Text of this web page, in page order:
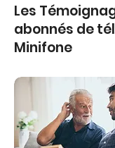
Les
abonnés de
Minifone